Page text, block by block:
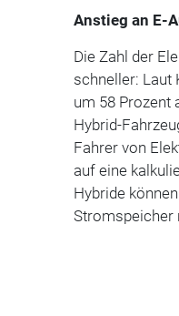
Anstieg an E-
Die Zahl der
schneller: Laut
um 58 Prozent
Hybrid-
Fahrer von
auf eine
Hybride
Stromspeicher